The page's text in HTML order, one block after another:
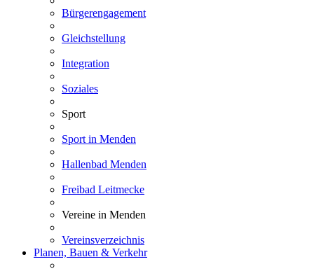
Bürgerengagement
Gleichstellung
Integration
Soziales
Sport
Sport in Menden
Hallenbad Menden
Freibad Leitmecke
Vereine in Menden
Vereinsverzeichnis
Planen, Bauen & Verkehr